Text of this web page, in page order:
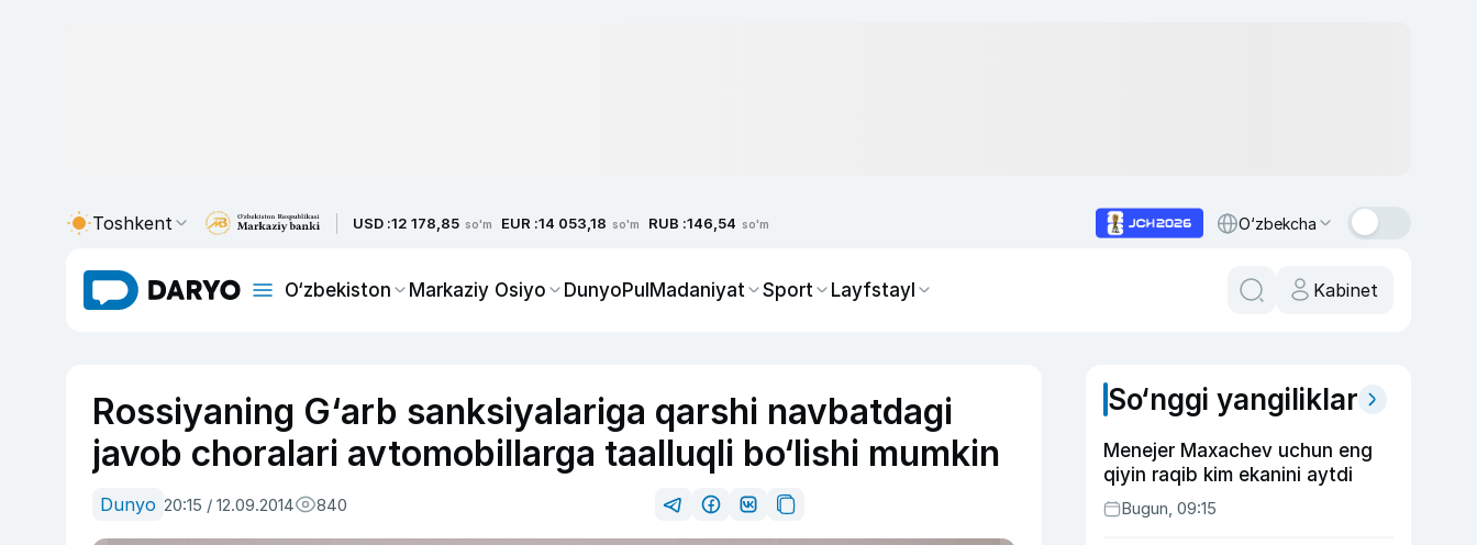
Toshkent USD :12 178,85 so'm EUR :14 053,18 so'm RUB :146,54 so'm O‘zbekcha
O‘zbekiston Markaziy Osiyo DunyoPulMadaniyat Sport Layfstayl Kabinet
Rossiyaning G‘arb sanksiyalariga qarshi navbatdagi
javob choralari avtomobillarga taalluqli bo‘lishi mumkin
Dunyo 20:15 / 12.09.2014 840
So‘nggi yangiliklar
Menejer Maxachev uchun eng
qiyin raqib kim ekanini aytdi
Bugun, 09:15